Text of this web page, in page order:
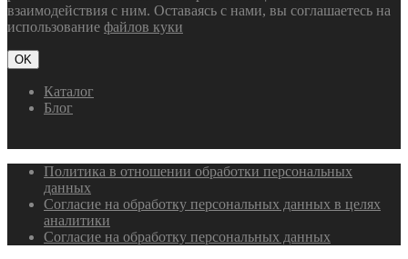
взаимодействия с ним. Оставаясь с нами, вы соглашаетесь на
использование файлов куки
OK
Каталог
Блог
Политика в отношении обработки персональных
данных
Согласие на обработку персональных данных в целях
аналитики
Согласие на обработку персональных данных